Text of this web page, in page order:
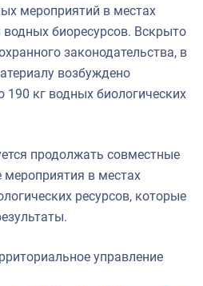
мероприятий в местах
водных биоресурсов. Вскрыто
законодательства, в
возбуждено
190 кг водных биологических
продолжать совместные
в местах
ресурсов, которые
управление